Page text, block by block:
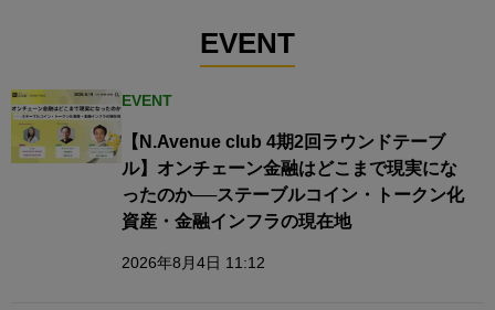
EVENT
EVENT
【N.Avenue club 4期2回ラウンドテーブ
ル】オンチェーン金融はどこまで現実にな
ったのか──ステーブルコイン・トークン化
資産・金融インフラの現在地
2026年8月4日 11:12